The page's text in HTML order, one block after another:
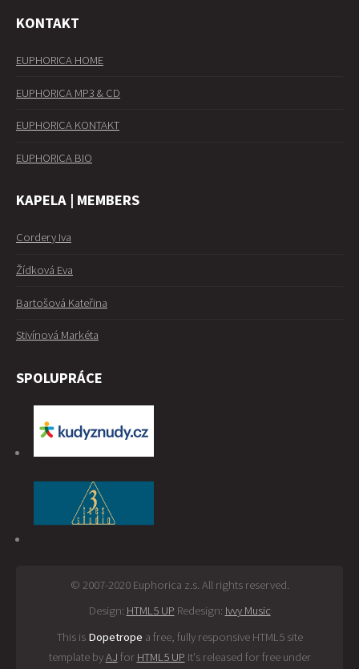
KONTAKT
EUPHORICA HOME
EUPHORICA MP3 & CD
EUPHORICA KONTAKT
EUPHORICA BIO
KAPELA | MEMBERS
Cordery Iva
Žídková Eva
Bartošová Kateřina
Stivínová Markéta
SPOLUPRÁCE
© 2007-2020 Euphorica z.s. All rights reserved.
Design: HTML5 UP Redesign: Ivvy Music
This is Dopetrope a free, fully responsive HTML5 site
template byAJ for HTML5 UP It's released for free under